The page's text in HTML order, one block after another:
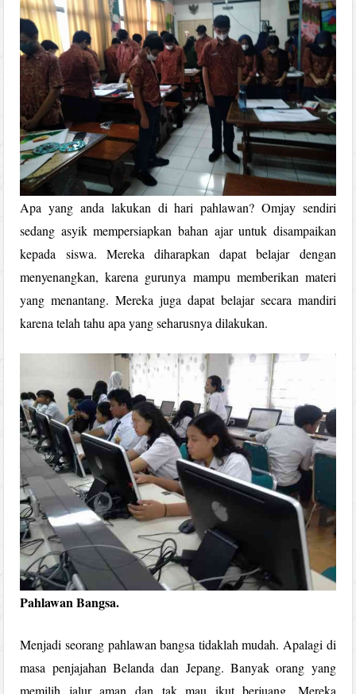
Apa yang anda lakukan di hari pahlawan? Omjay sendiri
sedang asyik mempersiapkan bahan ajar untuk disampaikan
kepada siswa. Mereka diharapkan dapat belajar dengan
menyenangkan, karena gurunya mampu memberikan materi
yang menantang. Mereka juga dapat belajar secara mandiri
karena telah tahu apa yang seharusnya dilakukan.
Pahlawan Bangsa.
Menjadi seorang pahlawan bangsa tidaklah mudah. Apalagi di
masa penjajahan Belanda dan Jepang. Banyak orang yang
memilih jalur aman dan tak mau ikut berjuang. Mereka